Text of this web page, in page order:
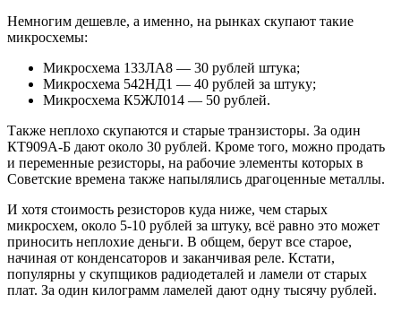
Немногим дешевле, а именно, на рынках скупают такие
микросхемы:
Микросхема 133ЛА8 — 30 рублей штука;
Микросхема 542НД1 — 40 рублей за штуку;
Микросхема К5ЖЛ014 — 50 рублей.
Также неплохо скупаются и старые транзисторы. За один
КТ909А-Б дают около 30 рублей. Кроме того, можно продать
и переменные резисторы, на рабочие элементы которых в
Советские времена также напылялись драгоценные металлы.
И хотя стоимость резисторов куда ниже, чем старых
микросхем, около 5-10 рублей за штуку, всё равно это может
приносить неплохие деньги. В общем, берут все старое,
начиная от конденсаторов и заканчивая реле. Кстати,
популярны у скупщиков радиодеталей и ламели от старых
плат. За один килограмм ламелей дают одну тысячу рублей.